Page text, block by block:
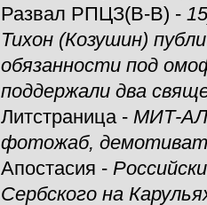
Развал РПЦЗ(В-В) -
Тихон (Козушин)
обязанности под
поддержали два
Литстраница- МИТ-
фотожаб,
Апостасия -
Сербского на